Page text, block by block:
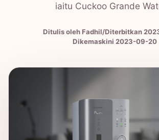
iaitu Cuckoo Grande
Ditulis oleh Fadhil/Diterbitkan
Dikemaskini 2023-09-20